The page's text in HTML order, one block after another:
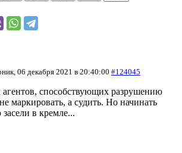
06 декабря 2021 в 20:40:00 #124045
способствующих разрушению
маркировать, а судить. Но начинать
засели в кремле...